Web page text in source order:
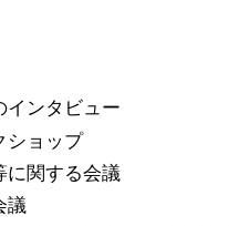
インタビュー
ショップ
に関する会議
議